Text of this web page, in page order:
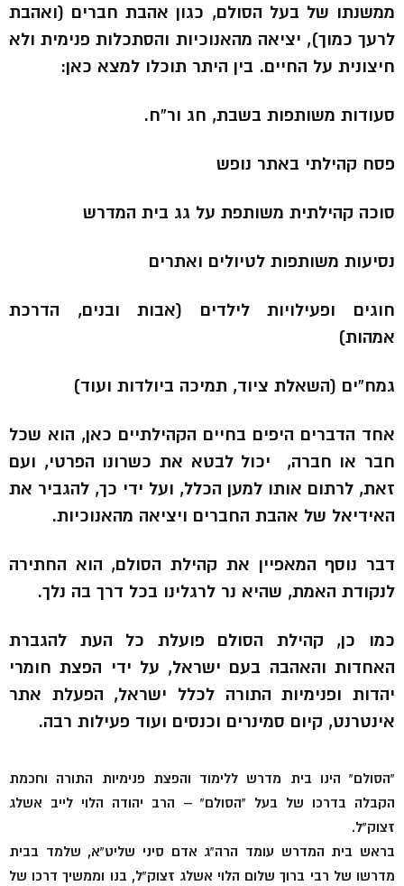
ממשנתו של בעל הסולם, כגון אהבת חברים (ואהבת
לרעך כמוך), יציאה מהאנוכיות והסתכלות פנימית ולא
חיצונית על החיים. בין היתר תוכלו למצא כאן:
סעודות משותפות בשבת, חג ור”ח.
פסח קהילתי באתר נופש
סוכה קהילתית משותפת על גג בית המדרש
נסיעות משותפות לטיולים ואתרים
חוגים ופעילויות לילדים (אבות ובנים, הדרכת
אמהות)
גמח”ים (השאלת ציוד, תמיכה ביולדות ועוד)
אחד הדברים היפים בחיים הקהילתיים כאן, הוא שכל
חבר או חברה, יכול לבטא את כשרונו הפרטי, ועם
זאת, לרתום אותו למען הכלל, ועל ידי כך, להגביר את
האידיאל של אהבת החברים ויציאה מהאנוכיות.
דבר נוסף המאפיין את קהילת הסולם, הוא החתירה
לנקודת האמת, שהיא נר לרגלינו בכל דרך בה נלך.
כמו כן, קהילת הסולם פועלת כל העת להגברת
האחדות והאהבה בעם ישראל, על ידי הפצת חומרי
יהדות ופנימיות התורה לכלל ישראל, הפעלת אתר
אינטרנט, קיום סמינרים וכנסים ועוד פעילות רבה.
“הסולם” הינו בית מדרש ללימוד והפצת פנימיות התורה וחכמת
הקבלה בדרכו של בעל “הסולם” – הרב יהודה הלוי לייב אשלג
זצוק”ל.
בראש בית המדרש עומד הרה”ג אדם סיני שליט”א, שלמד בבית
מדרשו של רבי ברוך שלום הלוי אשלג זצוק”ל, בנו וממשיך דרכו של